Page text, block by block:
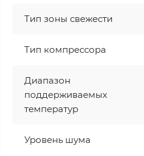
Тип зоны свежести
Тип компрессора
Диапазон
поддерживаемых
температур
Уровень шума